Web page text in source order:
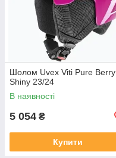
Шолом Uvex Viti Pure Berry
Shiny 23/24
В наявності
5 054 ₴
Купити